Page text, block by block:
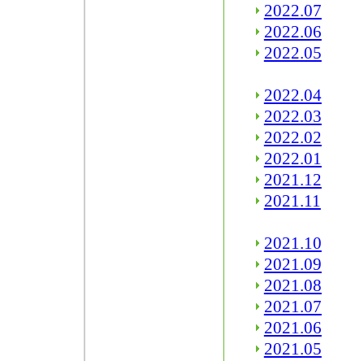
2022.07
2022.06
2022.05
2022.04
2022.03
2022.02
2022.01
2021.12
2021.11
2021.10
2021.09
2021.08
2021.07
2021.06
2021.05